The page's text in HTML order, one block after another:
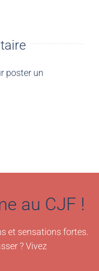
poster un
au CJF !
et sensations fortes.
? Vivez